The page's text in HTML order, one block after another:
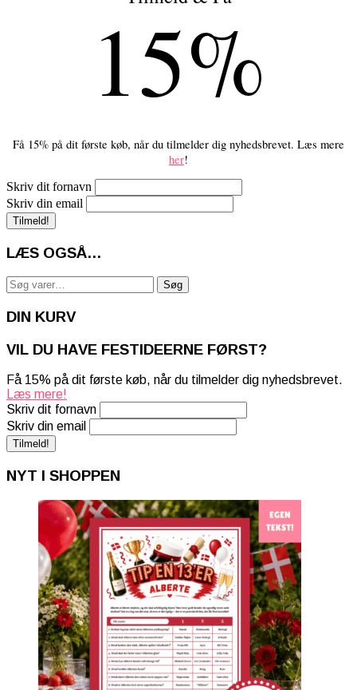
15%
Få 15% på dit første køb, når du tilmelder dig nyhedsbrevet. Læs mere
her!
Skriv dit fornavn
Skriv din email
LÆS OGSÅ…
Søg
efter:
Søg
DIN KURV
VIL DU HAVE FESTIDEERNE FØRST?
Få 15% på dit første køb, når du tilmelder dig nyhedsbrevet.
Læs mere!
Skriv dit fornavn
Skriv din email
NYT I SHOPPEN